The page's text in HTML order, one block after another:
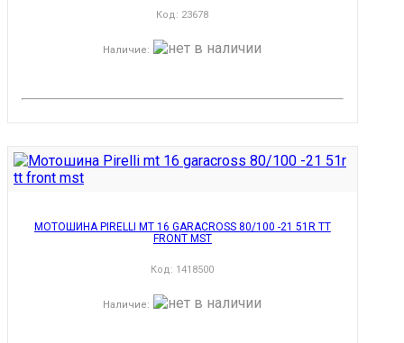
Код: 23678
Наличие:
МОТОШИНА PIRELLI MT 16 GARACROSS 80/100 -21 51R TT
FRONT MST
Код: 1418500
Наличие: